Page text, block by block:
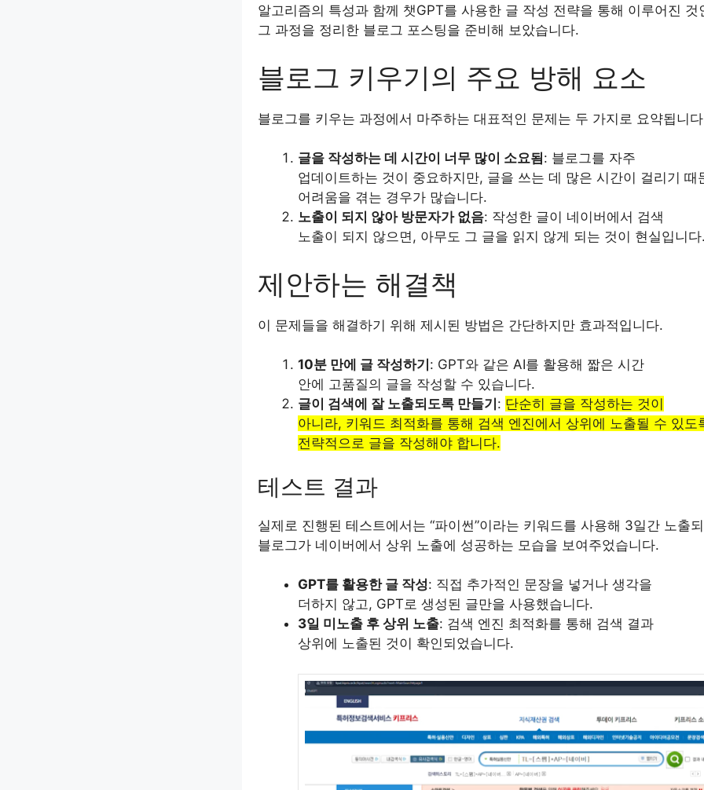
알고리즘의 특성과 함께 챗GPT를 사용한 글 작성 전략을 통해 이루어진 것
그 과정을 정리한 블로그 포스팅을 준비해 보았습니다.
블로그 키우기의 주요 방해 요소
블로그를 키우는 과정에서 마주하는 대표적인 문제는 두 가지로 요약됩니
글을 작성하는 데 시간이 너무 많이 소요됨 : 블로그를 자주
업데이트하는 것이 중요하지만, 글을 쓰는 데 많은 시간이 걸리기 때
어려움을 겪는 경우가 많습니다.
노출이 되지 않아 방문자가 없음: 작성한 글이 네이버에서 검색
노출이 되지 않으면, 아무도 그 글을 읽지 않게 되는 것이 현실입니
제안하는 해결책
이 문제들을 해결하기 위해 제시된 방법은 간단하지만 효과적입니다.
10분 만에 글 작성하기 : GPT와 같은 AI를 활용해 짧은 시간
안에 고품질의 글을 작성할 수 있습니다.
글이 검색에 잘 노출되도록 만들기 : 단순히 글을 작성하는 것이
아니라, 키워드 최적화를 통해 검색 엔진에서 상위에 노출될 수 있도
전략적으로 글을 작성해야 합니다.
테스트 결과
실제로 진행된 테스트에서는 “파이썬”이라는 키워드를 사용해 3일간 노출
블로그가 네이버에서 상위 노출에 성공하는 모습을 보여주었습니다.
GPT를 활용한 글 작성: 직접 추가적인 문장을 넣거나 생각을
더하지 않고, GPT로 생성된 글만을 사용했습니다.
3일 미노출 후 상위 노출: 검색 엔진 최적화를 통해 검색 결과
상위에 노출된 것이 확인되었습니다.